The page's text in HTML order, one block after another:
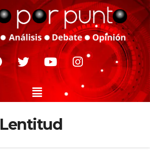
Lentitud